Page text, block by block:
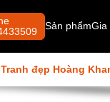
Sản phẩm
hổ - cọp
thêu tay
Gia
Tranh đẹp Hoàng